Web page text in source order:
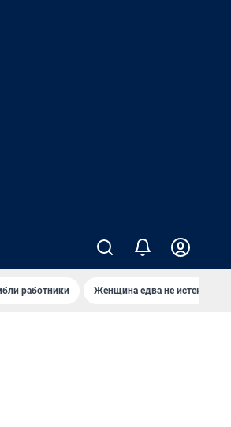
работники Женщина едва не истекла